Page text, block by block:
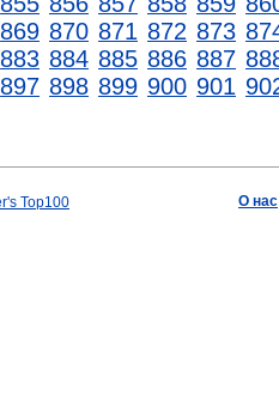
869 870 871 872 873
883 884 885 886 887
897 898 899 900 901
О нас